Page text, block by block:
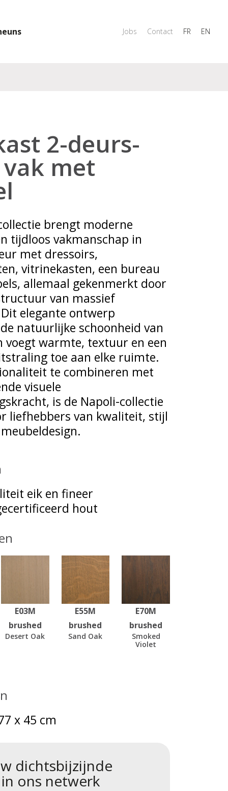
Jobs Contact FR EN
2-deurs-
met
brengt moderne
tijdloos vakmanschap in
met dressoirs,
vitrinekasten, een bureau
allemaal gekenmerkt door
van massief
elegante ontwerp
natuurlijke schoonheid van
voegt warmte, textuur en een
toe aan elke ruimte.
te combineren met
visuele
is de Napoli-collectie
liefhebbers van kwaliteit, stijl
eik en fineer
hout
E03M
brushed
Desert Oak
E55M
brushed
Sand Oak
E70M
brushed
Smoked
Violet
x 45 cm
dichtsbijzijnde
ons netwerk